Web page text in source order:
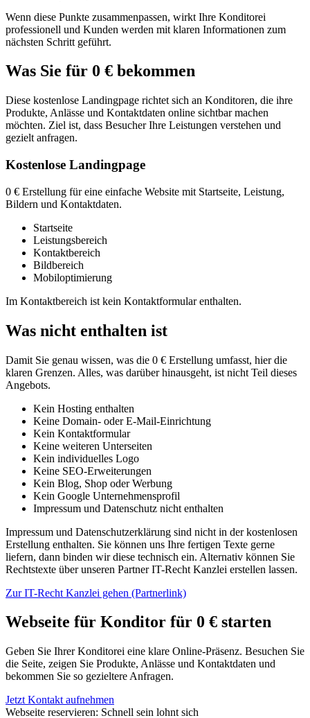
Wenn diese Punkte zusammenpassen, wirkt Ihre Konditorei
professionell und Kunden werden mit klaren Informationen zum
nächsten Schritt geführt.
Was Sie für 0 € bekommen
Diese kostenlose Landingpage richtet sich an Konditoren, die ihre
Produkte, Anlässe und Kontaktdaten online sichtbar machen
möchten. Ziel ist, dass Besucher Ihre Leistungen verstehen und
gezielt anfragen.
Kostenlose Landingpage
0 € Erstellung für eine einfache Website mit Startseite, Leistung,
Bildern und Kontaktdaten.
Startseite
Leistungsbereich
Kontaktbereich
Bildbereich
Mobiloptimierung
Im Kontaktbereich ist kein Kontaktformular enthalten.
Was nicht enthalten ist
Damit Sie genau wissen, was die 0 € Erstellung umfasst, hier die
klaren Grenzen. Alles, was darüber hinausgeht, ist nicht Teil dieses
Angebots.
Kein Hosting enthalten
Keine Domain- oder E-Mail-Einrichtung
Kein Kontaktformular
Keine weiteren Unterseiten
Kein individuelles Logo
Keine SEO-Erweiterungen
Kein Blog, Shop oder Werbung
Kein Google Unternehmensprofil
Impressum und Datenschutz nicht enthalten
Impressum und Datenschutzerklärung sind nicht in der kostenlosen
Erstellung enthalten. Sie können uns Ihre fertigen Texte gerne
liefern, dann binden wir diese technisch ein. Alternativ können Sie
Rechtstexte über unseren Partner IT-Recht Kanzlei erstellen lassen.
Zur IT-Recht Kanzlei gehen (Partnerlink)
Webseite für Konditor für 0 € starten
Geben Sie Ihrer Konditorei eine klare Online-Präsenz. Besuchen Sie
die Seite, zeigen Sie Produkte, Anlässe und Kontaktdaten und
bekommen Sie so gezieltere Anfragen.
Jetzt Kontakt aufnehmen
Webseite reservieren: Schnell sein lohnt sich